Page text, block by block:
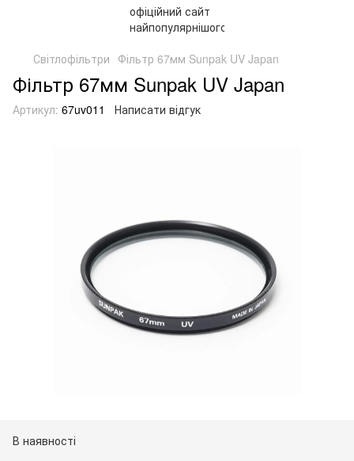
Світлофільтри Фільтр 67мм Sunpak UV Japan
Фільтр 67мм Sunpak UV Japan
Артикул: 67uv011 Написати відгук
В наявності